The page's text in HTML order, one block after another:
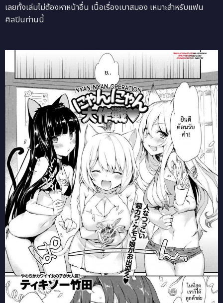
เลยทั้งเล่มไม่ต้องหาหน้าอื่น เนื้อเรื่องเบาสมอง เหมาะสำหรับแฟน
ศิลปินท่านนี้